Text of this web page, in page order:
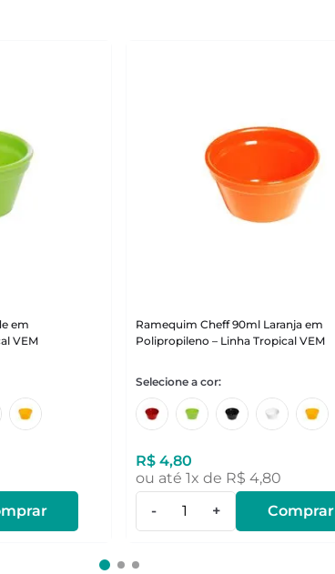
em
VEM
Ramequim Cheff 90ml Laranja em
Polipropileno – Linha Tropical VEM
R$ 4,80
ou até1x de R$ 4,80
-
+ Comprar